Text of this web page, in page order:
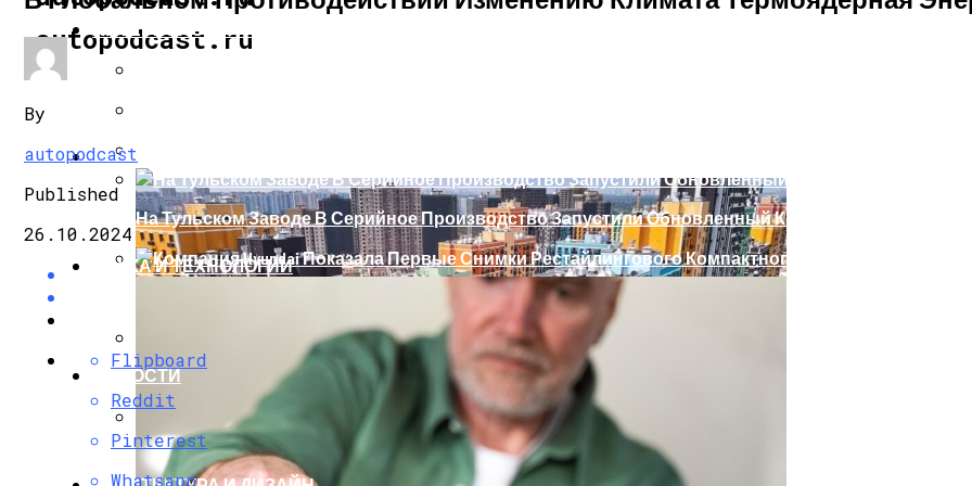
autopodcast.ru
ИНТЕРЕСНОЕ И ПОЗНАВАТЕЛЬНОЕ
АВТО
На Тульском Заводе В Серийное Производство Запустили Обновленный Компактный Кроссовер
Компания Hyundai Показала Первые Снимки Рестайлингового Компактного Кроссовера Creta
Как Выбрать Склад С Учетом Особенностей Хранения Промышленных Товаров
Как Правильно Выбрать Оборудование Для Автосервиса: Советы И Рекомендации
НАУКА И ТЕХНОЛОГИИ
НОВОСТИ
By
autopodcast
Published
26.10.2024
Flipboard
Reddit
Pinterest
Whatsapp